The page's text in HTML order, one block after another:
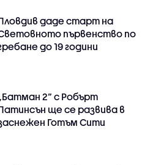
даде старт на
първенство по
до 19 години
„Батман 2“ с Робърт
ще се развива в
Готъм Сити